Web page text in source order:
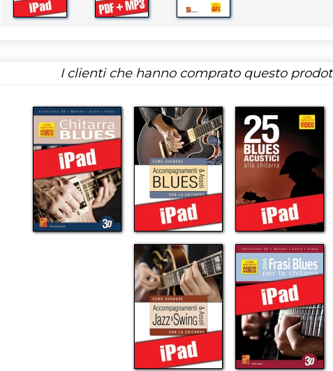
I clienti che hanno comprato questo